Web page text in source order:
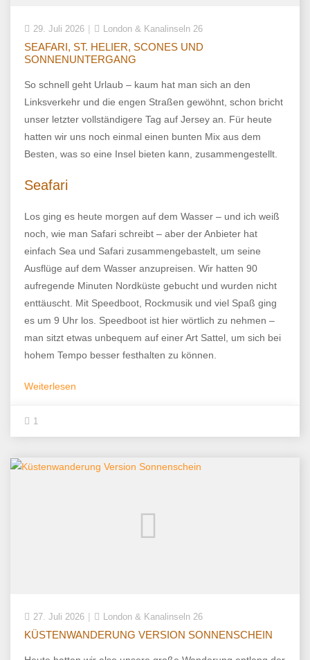
29. Juli 2026 London & Kanalinseln 26
SEAFARI, ST. HELIER, SCONES UND
SONNENUNTERGANG
So schnell geht Urlaub – kaum hat man sich an den
Linksverkehr und die engen Straßen gewöhnt, schon bricht
unser letzter vollständigere Tag auf Jersey an. Für heute
hatten wir uns noch einmal einen bunten Mix aus dem
Besten, was so eine Insel bieten kann, zusammengestellt.
Seafari
Los ging es heute morgen auf dem Wasser – und ich weiß
noch, wie man Safari schreibt – aber der Anbieter hat
einfach Sea und Safari zusammengebastelt, um seine
Ausflüge auf dem Wasser anzupreisen. Wir hatten 90
aufregende Minuten Nordküste gebucht und wurden nicht
enttäuscht. Mit Speedboot, Rockmusik und viel Spaß ging
es um 9 Uhr los. Speedboot ist hier wörtlich zu nehmen –
man sitzt etwas unbequem auf einer Art Sattel, um sich bei
hohem Tempo besser festhalten zu können.
Weiterlesen
1
27. Juli 2026 London & Kanalinseln 26
KÜSTENWANDERUNG VERSION SONNENSCHEIN